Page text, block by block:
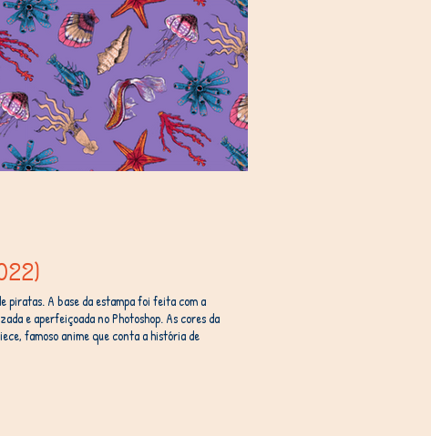
piratas. A base da estampa foi feita com a
e aperfeiçoada no Photoshop. As cores da
famoso anime que conta a história de